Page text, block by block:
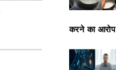
करने का आरोप